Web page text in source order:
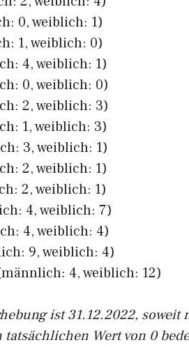
0, weiblich: 1)
1, weiblich: 0)
4, weiblich: 1)
0, weiblich: 0)
2, weiblich: 3)
1, weiblich: 3)
3, weiblich: 1)
2, weiblich: 1)
2, weiblich: 1)
4, weiblich: 7)
4, weiblich: 4)
9, weiblich: 4)
4, weiblich: 12)
ist 31.12.2022, soweit
Wert von 0